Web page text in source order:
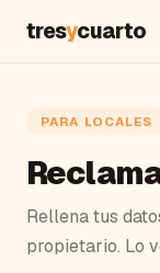
tresycuarto
PARA LOCALES
Rellena tus
propietario. Lo